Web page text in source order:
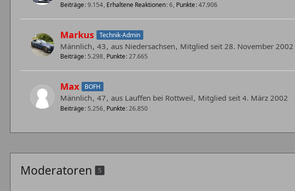
Beiträge 9.154 Erhaltene Reaktionen 6 Punkte 47.906
Markus Technik-Admin
Männlich 43 aus Niedersachsen Mitglied seit 28. November 2002
Beiträge 5.298 Punkte 27.665
Max BOFH
Männlich 47 aus Lauffen bei Rottweil Mitglied seit 4. März 2002
Beiträge 5.256 Punkte 26.850
Moderatoren 5